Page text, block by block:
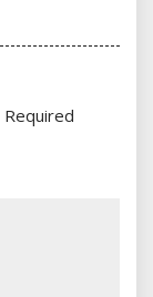
Required